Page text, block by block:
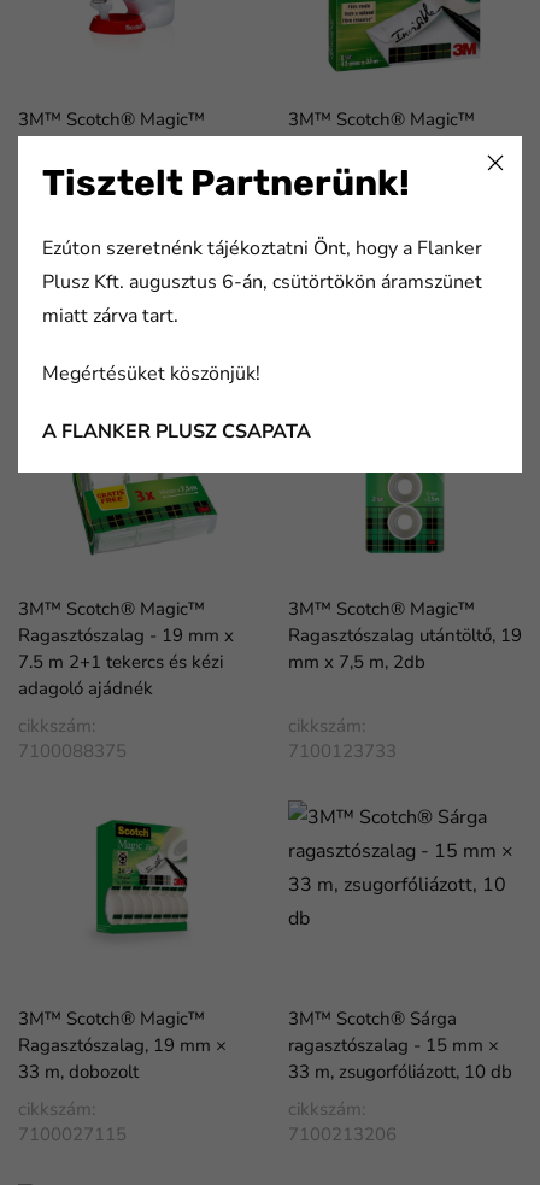
3M™ Scotch® Magic™
Vidám kutya alakú
ragasztószalag adagoló+ 1
19mmx7,5m
ragasztószalaggal feltöltve
cikkszám:
3M™ Scotch® Magic™
33 m, dobozolt
3M™ Scotch® Magic™
Ragasztószalag - 19 mm x
7.5 m 2+1 tekercs és kézi
adagoló ajádnék
cikkszám:
7100088375
3M™ Scotch® Magic™
Ragasztószalag utántöltő, 19
mm x 7,5 m, 2db
cikkszám:
7100123733
3M™ Scotch® Magic™
Ragasztószalag, 19 mm ×
33 m, dobozolt
cikkszám:
7100027115
3M™ Scotch® Sárga
ragasztószalag - 15 mm ×
33 m, zsugorfóliázott, 10 db
cikkszám:
7100213206
Tisztelt Partnerünk!
Ezúton szeretnénk tájékoztatni Önt, hogy a Flanker
Plusz Kft. augusztus 6-án, csütörtökön áramszünet
miatt zárva tart.
Megértésüket köszönjük!
A FLANKER PLUSZ CSAPATA